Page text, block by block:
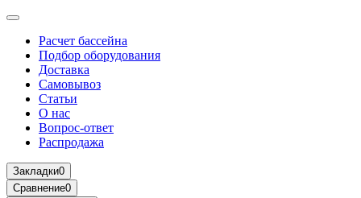
Расчет бассейна
Подбор оборудования
Доставка
Самовывоз
Статьи
О нас
Вопрос-ответ
Распродажа
Закладки0
Сравнение0